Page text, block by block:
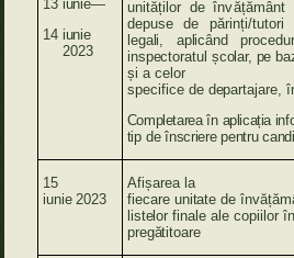
13 iunie—
14 iunie
2023
unităților deînvățământ
depuse de părinți/tutori
legali,
aplicând
inspectoratul școlar, pe
și a celor
specificede departajare,
Completarea în aplicația
tip de înscriere pentru
15
iunie 2023
Afișarea la
fiecareunitate de
listelor finaleale copiilor
pregătitoare